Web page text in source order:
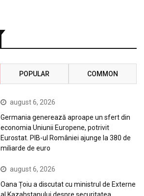
POPULAR COMMON
august 6, 2026
Germania generează aproape un sfert din
economia Uniunii Europene, potrivit
Eurostat. PIB-ul României ajunge la 380 de
miliarde de euro
august 6, 2026
Oana Țoiu a discutat cu ministrul de Externe